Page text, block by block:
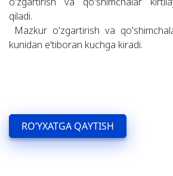
qiladi.
Mazkur o'zgartirish va
kunidan e'tiboran kuchga kiradi.
RO’YXATGA QAYTISH